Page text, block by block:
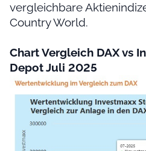
vergleichbare
Country World.
Chart Vergleich DAX vs
Depot Juli 2025